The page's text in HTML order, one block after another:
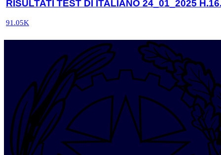
RISULTATI TEST DI ITALIANO 24_01_2025
91.05K